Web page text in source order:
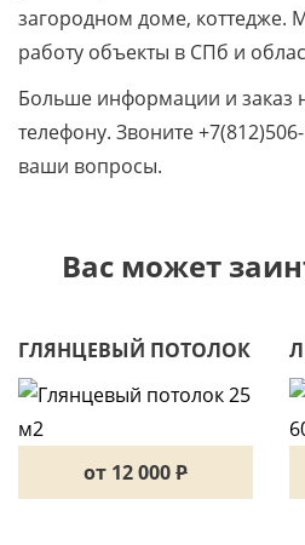
загородном доме,
работу объекты в СПб и
Больше информации и заказ
телефону. Звоните
ваши вопросы.
Вас может
ГЛЯНЦЕВЫЙ ПОТОЛОК
25 М2
от 12 000P